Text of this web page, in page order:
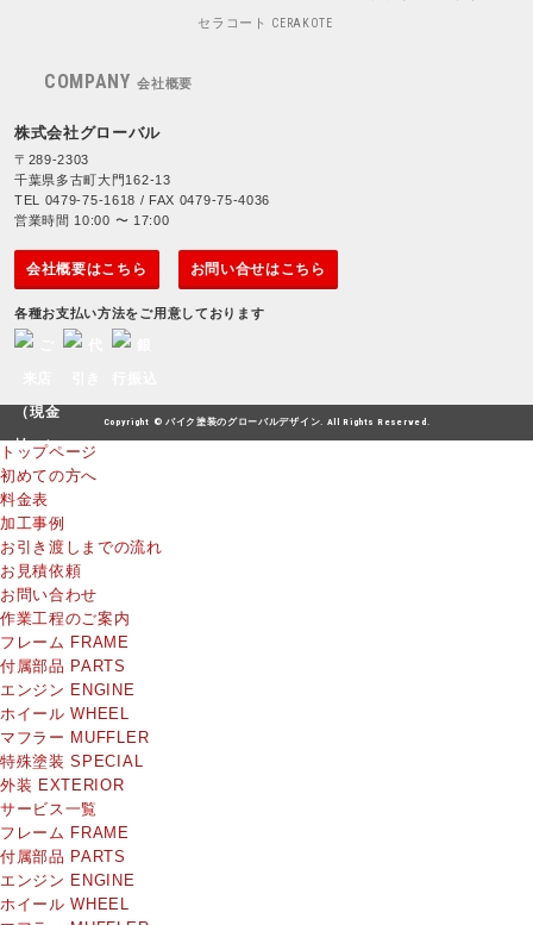
セラコート CERAKOTE
COMPANY 会社概要
株式会社グローバル
〒289-2303
千葉県多古町大門162-13
TEL 0479-75-1618 / FAX 0479-75-4036
営業時間 10:00 〜 17:00
会社概要はこちら お問い合せはこちら
各種お支払い方法をご用意しております
Copyright © バイク塗装のグローバルデザイン. All Rights Reserved.
トップページ
初めての方へ
料金表
加工事例
お引き渡しまでの流れ
お見積依頼
お問い合わせ
作業工程のご案内
フレーム FRAME
付属部品 PARTS
エンジン ENGINE
ホイールWHEEL
マフラー MUFFLER
特殊塗装SPECIAL
外装 EXTERIOR
サービス一覧
フレーム FRAME
付属部品 PARTS
エンジン ENGINE
ホイールWHEEL